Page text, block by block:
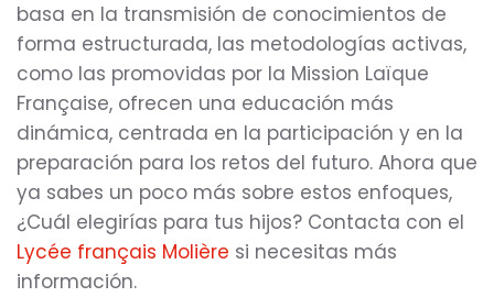
basa en la transmisión de conocimientos de
forma estructurada, las metodologías activas,
como las promovidas por la Mission Laïque
Française, ofrecen una educación más
dinámica, centrada en la participación y en la
preparación para los retos del futuro. Ahora que
ya sabes un poco más sobre estos enfoques,
¿Cuál elegirías para tus hijos? Contacta con el
Lycée français Molière si necesitas más
información.